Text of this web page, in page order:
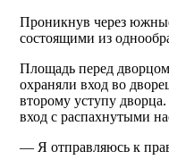
Проникнув через
состоящими из
Площадь перед
охраняли вход во
второму уступу
вход с распахнутыми
— Я отправляюсь к